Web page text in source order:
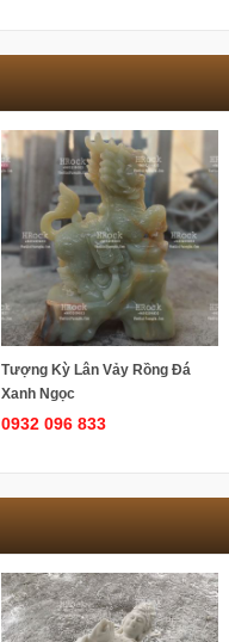
Tượng Kỳ Lân Vảy Rồng Đá
Xanh Ngọc
0932 096 833